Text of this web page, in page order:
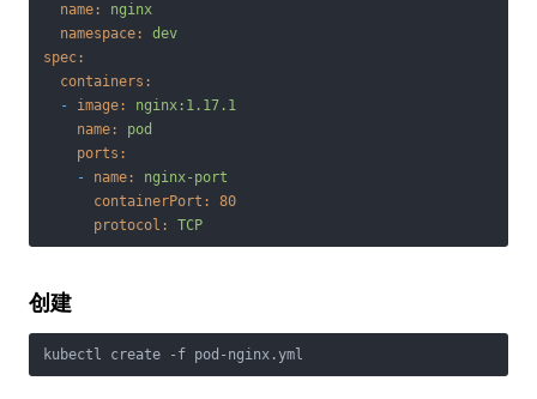
name:
nginx
namespace:
dev
spec:
containers:
-
image:
nginx:1.17.1
name:
pod
ports:
-
name:
nginx-port
containerPort:
80
protocol:
TCP
创建
kubectl create -f pod-nginx.yml